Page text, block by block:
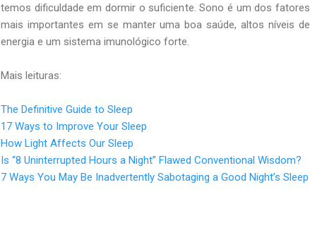
temos dificuldade em dormir o suficiente. Sono é um dos fatores
mais importantes em se manter uma boa saúde, altos níveis de
energia e um sistema imunológico forte.
Mais leituras:
The Definitive Guide to Sleep
17 Ways to Improve Your Sleep
How Light Affects Our Sleep
Is “8 Uninterrupted Hours a Night” Flawed Conventional Wisdom?
7 Ways You May Be Inadvertently Sabotaging a Good Night’s Sleep